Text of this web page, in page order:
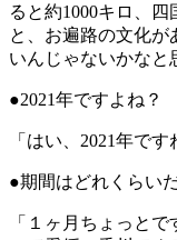
ると約1000キロ、
と、お遍路の文化が
いんじゃないかなと
●2021年ですよね？
「はい、2021年です
●期間はどれくらい
「１ヶ月ちょっと